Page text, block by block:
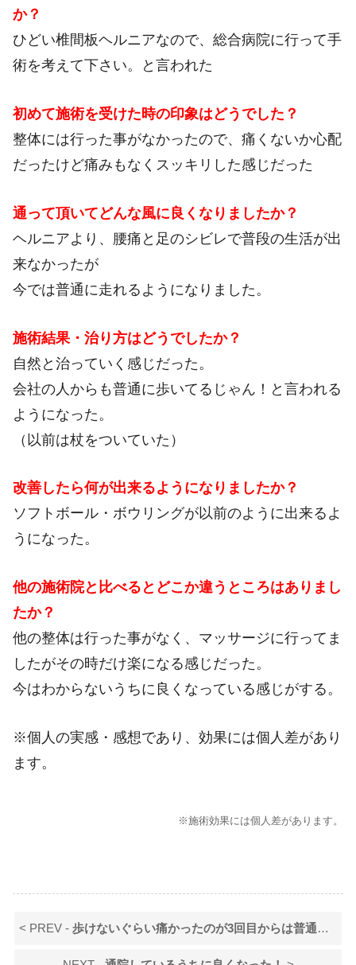
か？
ひどい椎間板ヘルニアなので、総合病院に行って手
術を考えて下さい。と言われた
初めて施術を受けた時の印象はどうでした？
整体には行った事がなかったので、痛くないか心配
だったけど痛みもなくスッキリした感じだった
通って頂いてどんな風に良くなりましたか？
ヘルニアより、腰痛と足のシビレで普段の生活が出
来なかったが
今では普通に走れるようになりました。
施術結果・治り方はどうでしたか？
自然と治っていく感じだった。
会社の人からも普通に歩いてるじゃん！と言われる
ようになった。
（以前は杖をついていた）
改善したら何が出来るようになりましたか？
ソフトボール・ボウリングが以前のように出来るよ
うになった。
他の施術院と比べるとどこか違うところはありまし
たか？
他の整体は行った事がなく、マッサージに行ってま
したがその時だけ楽になる感じだった。
今はわからないうちに良くなっている感じがする。
※個人の実感・感想であり、効果には個人差があり
ます。
※施術効果には個人差があります。
< PREV -歩けないぐらい痛かったのが3回目からは普通に歩けるようになった！